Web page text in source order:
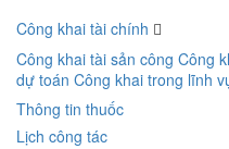
Công khai tài chính
Công khai tài sản công Công
dự toán Công khai trong lĩnh
Thông tin thuốc
Lịch công tác